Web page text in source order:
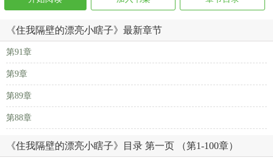
《住我隔壁的漂亮小瞎子》最新章节
第91章
第9章
第89章
第88章
《住我隔壁的漂亮小瞎子》目录 第一页 （第1-100章）